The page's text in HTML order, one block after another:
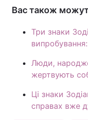
Вас також
Три знаки
Люди,
жертвують
Ці знаки
справах вже